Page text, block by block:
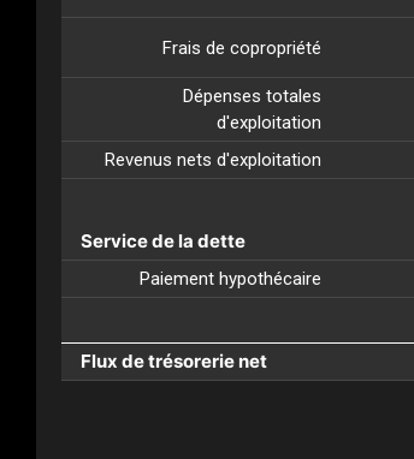
Frais de copropriété
Dépenses totales
d'exploitation
Revenus nets d'exploitation
Service de la dette
Paiement hypothécaire
Flux de trésorerie net